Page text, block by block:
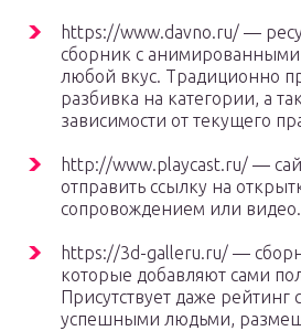
https://www.davno.ru/ —
сборник с
любой вкус. Традиционно
разбивка на категории, а
зависимости от текущего
http://www.playcast.ru/ —
отправить ссылку на
сопровождением или видео.
https://3d-galleru.ru/ —
которые добавляют сами
Присутствует даже рейтинг
успешными людьми,